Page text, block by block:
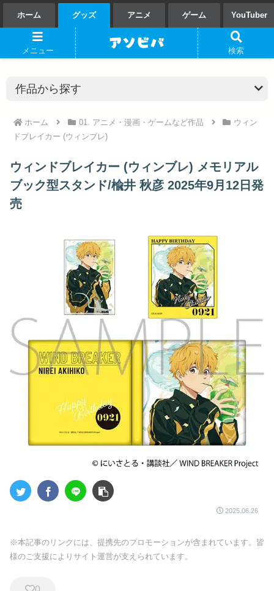
ホーム グッズ アニメ ゲーム YouTuber
ホーム 01. アニメ・漫画・ゲームなど作品
ウィン
ドブレイカー (ウィンブレ)
ウィンドブレイカー (ウィンブレ) メモリアル
ブック型スタンド/楡井 秋彦 2025年9月12日発
売
2025.06.26
※本記事のリンクには、提携先のプロモーションが含まれています。皆
様のご支援によりサイト運営が支えられています。
メニュー 検索